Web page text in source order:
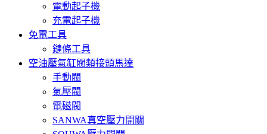
電動起子機
充電起子機
免電工具
鏈條工具
空油壓氣缸閥類接頭馬達
手動閥
氣壓閥
電磁閥
SANWA真空壓力開關